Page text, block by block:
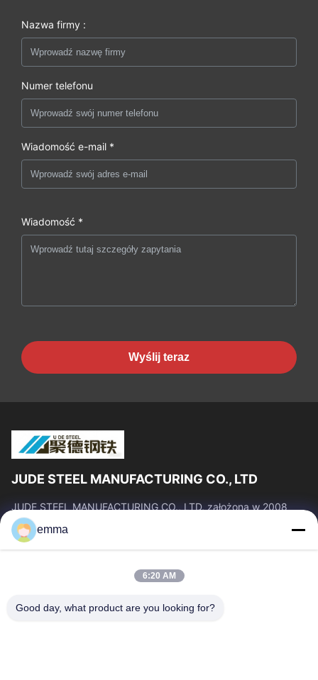
Nazwa firmy :
Numer telefonu
Wiadomość e-mail *
Wiadomość *
Wyślij teraz
JUDE STEEL MANUFACTURING CO., LTD
JUDE STEEL MANUFACTURING CO., LTD, założona w 2008
roku, jest profesjonalnym producentem i dostawcą rur
stalowych bez szwu i stopów tytanu o...
Szybkie Linki
Produkty
O Nas
Wycieczka Po Fabryce
emma
6:20 AM
Good day, what product are you looking for?